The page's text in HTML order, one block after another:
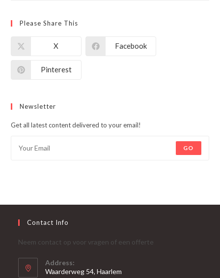
Please Share This
X Facebook
Pinterest
Newsletter
Get all latest content delivered to your email!
GO
Contact Info
Neem contact op voor vragen of een offerte
Address:
Waarderweg 54, Haarlem